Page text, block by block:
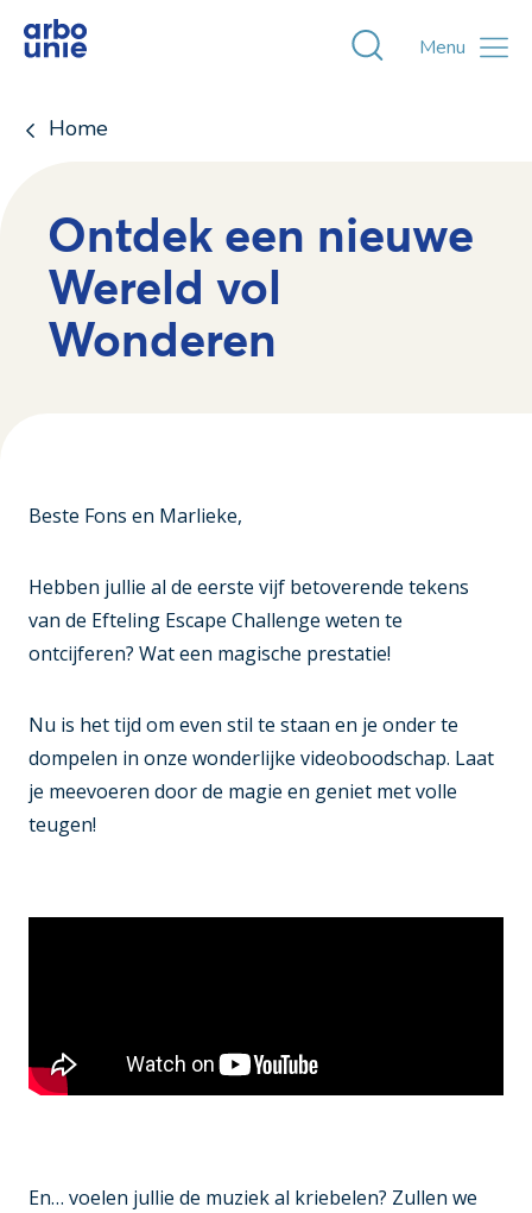
Toggle
Menu
Home
Ontdek een nieuwe
Wereld vol
Wonderen
Beste Fons en Marlieke,
Hebben jullie al de eerste vijf betoverende tekens
van de Efteling Escape Challenge weten te
ontcijferen? Wat een magische prestatie!
Nu is het tijd om even stil te staan en je onder te
dompelen in onze wonderlijke videoboodschap. Laat
je meevoeren door de magie en geniet met volle
teugen!
En… voelen jullie de muziek al kriebelen? Zullen we